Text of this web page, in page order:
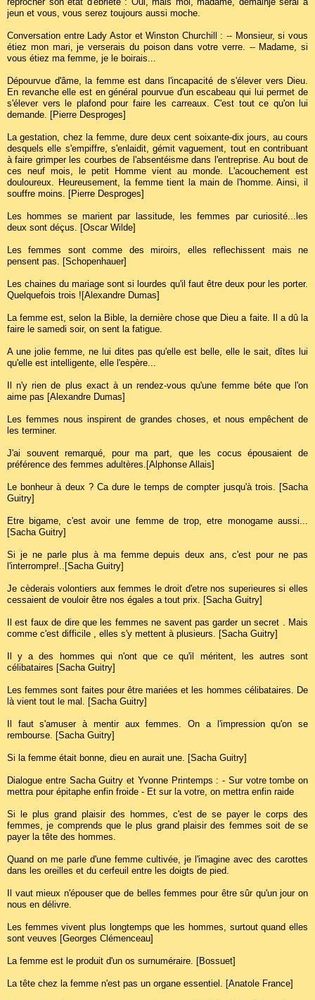
reprocher son état d'ébriété : Oui, mais moi, madame, demainje serai à
jeun et vous, vous serez toujours aussi moche.
Conversation entre Lady Astor et Winston Churchill : -- Monsieur, si vous
étiez mon mari, je verserais du poison dans votre verre. -- Madame, si
vous étiez ma femme, je le boirais...
Dépourvue d'âme, la femme est dans l'incapacité de s'élever vers Dieu.
En revanche elle est en général pourvue d'un escabeau qui lui permet de
s'élever vers le plafond pour faire les carreaux. C'est tout ce qu'on lui
demande. [Pierre Desproges]
La gestation, chez la femme, dure deux cent soixante-dix jours, au cours
desquels elle s'empiffre, s'enlaidit, gémit vaguement, tout en contribuant
à faire grimper les courbes de l'absentéisme dans l'entreprise. Au bout de
ces neuf mois, le petit Homme vient au monde. L'acouchement est
douloureux. Heureusement, la femme tient la main de l'homme. Ainsi, il
souffre moins. [Pierre Desproges]
Les hommes se marient par lassitude, les femmes par curiosité...les
deux sont déçus. [Oscar Wilde]
Les femmes sont comme des miroirs, elles reflechissent mais ne
pensent pas. [Schopenhauer]
Les chaines du mariage sont si lourdes qu'il faut être deux pour les porter.
Quelquefois trois ![Alexandre Dumas]
La femme est, selon la Bible, la dernière chose que Dieu a faite. Il a dû la
faire le samedi soir, on sent la fatigue.
A une jolie femme, ne lui dites pas qu'elle est belle, elle le sait, dîtes lui
qu'elle est intelligente, elle l'espère...
Il n'y rien de plus exact à un rendez-vous qu'une femme béte que l'on
aime pas [Alexandre Dumas]
Les femmes nous inspirent de grandes choses, et nous empêchent de
les terminer.
J'ai souvent remarqué, pour ma part, que les cocus épousaient de
préférence des femmes adultères.[Alphonse Allais]
Le bonheur à deux ? Ca dure le temps de compter jusqu'à trois. [Sacha
Guitry]
Etre bigame, c'est avoir une femme de trop, etre monogame aussi...
[Sacha Guitry]
Si je ne parle plus à ma femme depuis deux ans, c'est pour ne pas
l'interrompre!..[Sacha Guitry]
Je cèderais volontiers aux femmes le droit d'etre nos superieures si elles
cessaient de vouloir être nos égales a tout prix. [Sacha Guitry]
Il est faux de dire que les femmes ne savent pas garder un secret . Mais
comme c'est difficile , elles s'y mettent à plusieurs. [Sacha Guitry]
Il y a des hommes qui n'ont que ce qu'il méritent, les autres sont
célibataires [Sacha Guitry]
Les femmes sont faites pour être mariées et les hommes célibataires. De
là vient tout le mal. [Sacha Guitry]
Il faut s'amuser à mentir aux femmes. On a l'impression qu'on se
rembourse. [Sacha Guitry]
Si la femme était bonne, dieu en aurait une. [Sacha Guitry]
Dialogue entre Sacha Guitry et Yvonne Printemps : - Sur votre tombe on
mettra pour épitaphe enfin froide - Et sur la votre, on mettra enfin raide
Si le plus grand plaisir des hommes, c'est de se payer le corps des
femmes, je comprends que le plus grand plaisir des femmes soit de se
payer la tête des hommes.
Quand on me parle d'une femme cultivée, je l'imagine avec des carottes
dans les oreilles et du cerfeuil entre les doigts de pied.
Il vaut mieux n'épouser que de belles femmes pour être sûr qu'un jour on
nous en délivre.
Les femmes vivent plus longtemps que les hommes, surtout quand elles
sont veuves [Georges Clémenceau]
La femme est le produit d'un os surnuméraire. [Bossuet]
La tête chez la femme n'est pas un organe essentiel. [Anatole France]